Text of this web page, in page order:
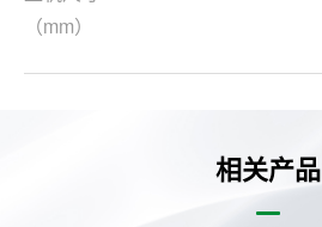
（mm）
相关产品